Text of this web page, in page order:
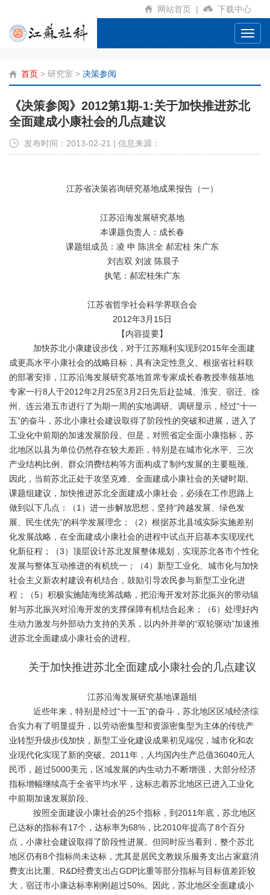
网站首页 | 下载中心
首页 > 研究室 > 决策参阅
《决策参阅》2012第1期-1:关于加快推进苏北
全面建成小康社会的几点建议
发布时间：2013-02-21 | 信息来源：
江苏省决策咨询研究基地成果报告（一）
江苏沿海发展研究基地
本课题负责人：成长春
课题组成员：凌 申 陈洪全 郝宏桂 朱广东
刘吉双 刘波 陈晨子
执笔：郝宏桂朱广东
江苏省哲学社会科学界联合会
2012年3月15日
【内容提要】
加快苏北小康建设步伐，对于江苏顺利实现到2015年全面建
成更高水平小康社会的战略目标，具有决定性意义。根据省社科联
的部署安排，江苏沿海发展研究基地首席专家成长春教授率领基地
专家一行8人于2012年2月25至3月2日先后赴盐城、淮安、宿迁、徐
州、连云港五市进行了为期一周的实地调研。调研显示，经过“十一
五”的奋斗，苏北小康社会建设取得了阶段性的突破和进展，进入了
工业化中前期的加速发展阶段。但是，对照省定全面小康指标，苏
北地区以县为单位仍然存在较大差距，特别是在城市化水平、三次
产业结构比例、群众消费结构等方面构成了制约发展的主要瓶颈。
因此，当前苏北正处于攻坚克难、全面建成小康社会的关键时期。
课题组建议，加快推进苏北全面建成小康社会，必须在工作思路上
做到以下几点：（1）进一步解放思想，坚持“跨越发展、绿色发
展、民生优先”的科学发展理念；（2）根据苏北县域实际实施差别
化发展战略，在全面建成小康社会的进程中试点开启基本实现现代
化新征程；（3）顶层设计苏北发展整体规划，实现苏北各市个性化
发展与整体互动推进的有机统一；（4）新型工业化、城市化与加快
社会主义新农村建设有机结合，鼓励引导农民参与新型工业化进
程；（5）积极实施陆海统筹战略，把沿海开发对苏北振兴的带动辐
射与苏北振兴对沿海开发的支撑保障有机结合起来；（6）处理好内
生动力激发与外部动力支持的关系，以内外并举的“双轮驱动”加速推
进苏北全面建成小康社会的进程。
关于加快推进苏北全面建成小康社会的几点建议
江苏沿海发展研究基地课题组
近些年来，特别是经过“十一五”的奋斗，苏北地区区域经济综
合实力有了明显提升，以劳动密集型和资源密集型为主体的传统产
业转型升级步伐加快，新型工业化建设成果初见端倪，城市化和农
业现代化实现了新的突破。2011年，人均国内生产总值36040元人
民币，超过5000美元，区域发展的内生动力不断增强，大部分经济
指标增幅继续高于全省平均水平，这标志着苏北地区已进入工业化
中前期加速发展阶段。
按照全面建设小康社会的25个指标，到2011年底，苏北地区
已达标的指标有17个，达标率为68%，比2010年提高了8个百分
点，小康社会建设取得了阶段性进展。但同时应当看到，整个苏北
地区仍有8个指标尚未达标，尤其是居民文教娱乐服务支出占家庭消
费支出比重、R&D经费支出占GDP比重等部分指标与目标值差距较
大，宿迁市小康达标率刚刚超过50%。因此，苏北地区全面建成小